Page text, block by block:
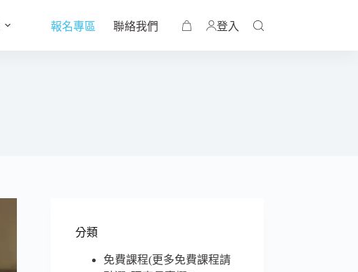
報名專區 聯絡我們 登入
分類
免費課程(更多免費課程請